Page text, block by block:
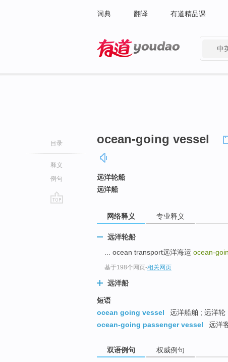
词典 翻译 有道精品课
中
目录
释义
例句
ocean-going vessel
远洋轮船
远洋船
网络释义 专业释义
远洋轮船
... ocean transport远洋海运 ocean-
基于198个网页-相关网页
远洋船
短语
ocean going vessel
远洋船舶 ; 远洋轮
ocean-going passenger vessel
远洋
双语例句 权威例句